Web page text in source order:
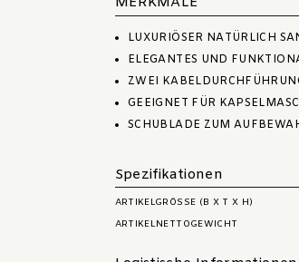
LUXURIÖSER NATÜRLICH
ELEGANTES UND
ZWEI
GEEIGNET FÜR
SCHUBLADE ZUM
Spezifikationen
ARTIKELGRÖSSE (B X T X H)
ARTIKELNETTOGEWICHT